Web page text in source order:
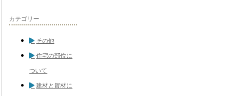
カテゴリー
その他
住宅の部位に
ついて
建材と資材に